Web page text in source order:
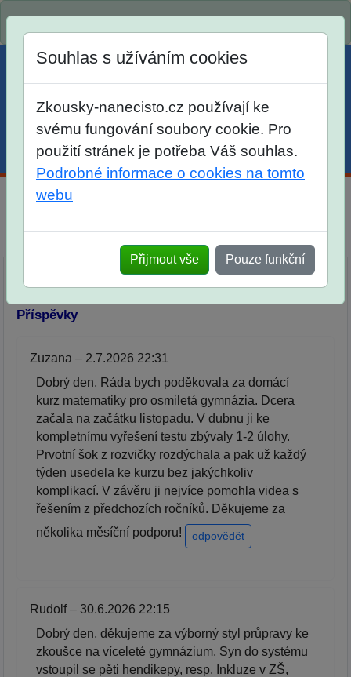
Menu Účet Košík
po skutečných přijímacích zkouškách
Souhlas s užíváním cookies
Zkousky-nanecisto.cz používají ke
svému fungování soubory cookie. Pro
použití stránek je potřeba Váš souhlas.
Podrobné informace o cookies na tomto
webu
Přijmout vše Pouze funkční
Přidat příspěvek
Příspěvky
Zuzana – 2.7.2026 22:31
Dobrý den, Ráda bych poděkovala za domácí
kurz matematiky pro osmiletá gymnázia. Dcera
začala na začátku listopadu. V dubnu ji ke
kompletnímu vyřešení testu zbývaly 1-2 úlohy.
Prvotní šok z rozvičky rozdýchala a pak už každý
týden usedela ke kurzu bez jakýchkoliv
komplikací. V závěru ji nejvíce pomohla videa s
řešením z předchozích ročníků. Děkujeme za
několika měsíční podporu!
odpovědět
Rudolf – 30.6.2026 22:15
Dobrý den, děkujeme za výborný styl průpravy ke
zkoušce na víceleté gymnázium. Syn do systému
vstoupil se pěti hendikepy, resp. Inkluze v ZŠ,